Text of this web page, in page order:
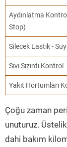
Aydınlatma
Stop)
Silecek Lastik -
Sıvı Sızıntı Kontrol
Yakıt Hortumları
Çoğu zaman
unuturuz.
dahi bakım